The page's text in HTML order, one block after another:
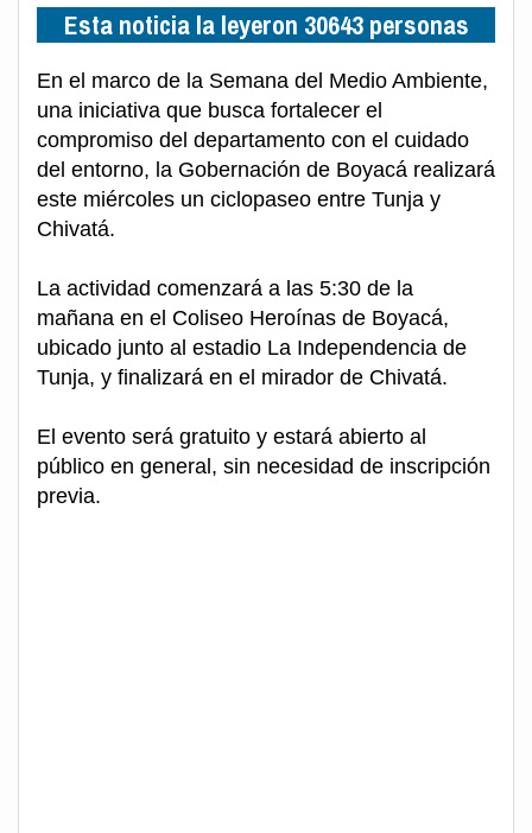
Esta noticia la leyeron 30643 personas
En el marco de la Semana del Medio Ambiente,
una iniciativa que busca fortalecer el
compromiso del departamento con el cuidado
del entorno, la Gobernación de Boyacá realizará
este miércoles un ciclopaseo entre Tunja y
Chivatá.
La actividad comenzará a las 5:30 de la
mañana en el Coliseo Heroínas de Boyacá,
ubicado junto al estadio La Independencia de
Tunja, y finalizará en el mirador de Chivatá.
El evento será gratuito y estará abierto al
público en general, sin necesidad de inscripción
previa.